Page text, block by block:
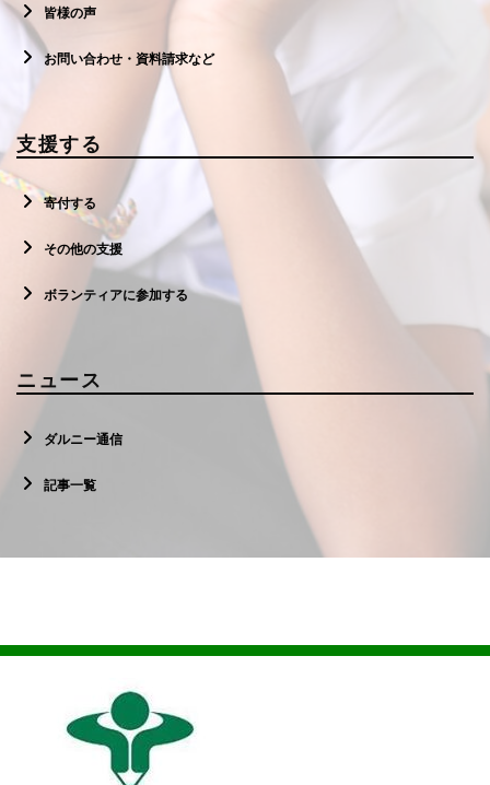
皆様の声
お問い合わせ・資料請求など
支援する
寄付する
その他の支援
ボランティアに参加する
ニュース
ダルニー通信
記事一覧